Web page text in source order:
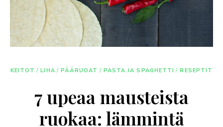
KEITOT / LIHA / PÄÄRUOAT / PASTA JA SPAGHETTI / RESEPTIT
7 upeaa mausteista
ruokaa: lämmintä